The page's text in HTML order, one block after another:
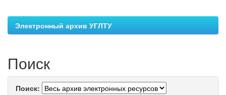
Электронный архив УГЛТУ
Поиск
Поиск: